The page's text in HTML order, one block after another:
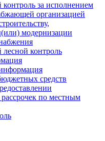
за исполнением
организацией
модернизации
контроль
средств
рассрочек по местным